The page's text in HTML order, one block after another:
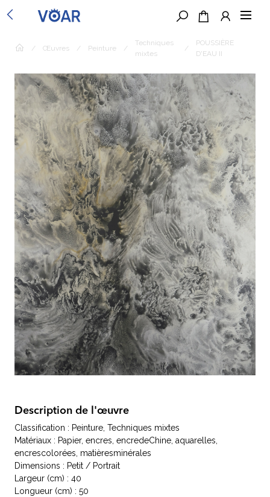
/ Œuvres / Peinture /
Techniques
mixtes
/
POUSSIÈRE
D'EAU II
Description de l'œuvre
Classification : Peinture, Techniques mixtes
Matériaux : Papier, encres, encredeChine, aquarelles,
encrescolorées, matièresminérales
Dimensions : Petit / Portrait
Largeur (cm) : 40
Longueur (cm) : 50